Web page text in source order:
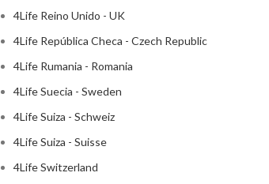
4Life Reino Unido - UK
4Life República Checa - Czech Republic
4Life Rumania - Romania
4Life Suecia - Sweden
4Life Suiza - Schweiz
4Life Suiza - Suisse
4Life Switzerland